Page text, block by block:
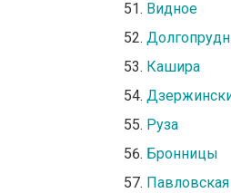
Видное
Кашира
Руза
Бронницы